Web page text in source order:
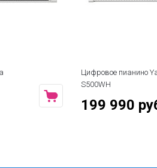
Цифровое пианино
S500WH
199 990